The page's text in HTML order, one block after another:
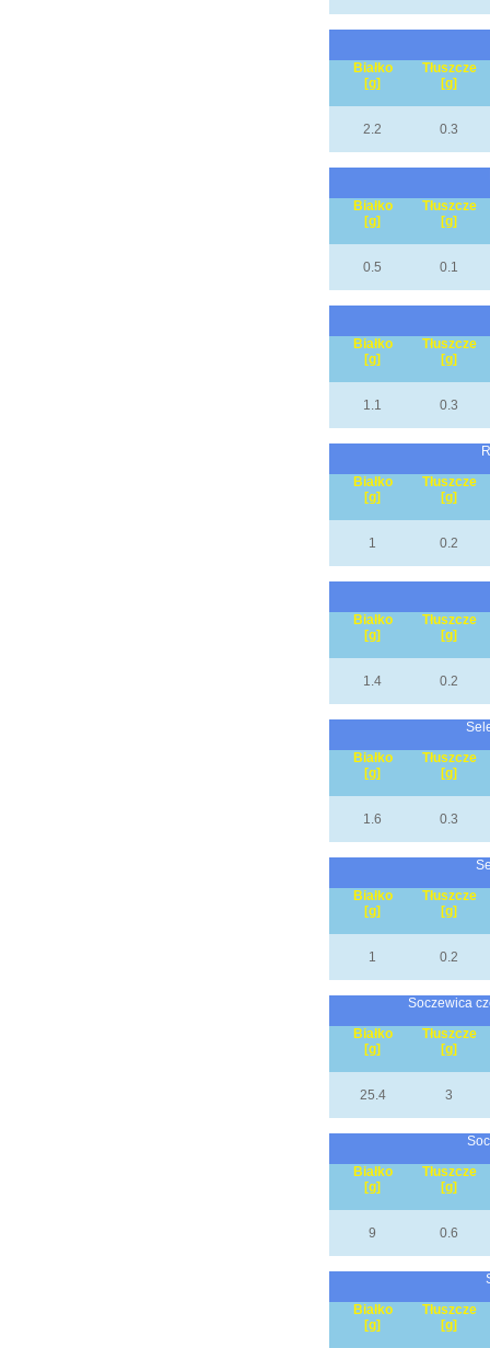
Białko
[g]
Tłuszcze
[g]
2.2 0.3
Białko
[g]
Tłuszcze
[g]
0.5 0.1
Białko
[g]
Tłuszcze
[g]
1.1 0.3
Białko
[g]
Tłuszcze
[g]
1 0.2
Białko
[g]
Tłuszcze
[g]
1.4 0.2
Białko
[g]
Tłuszcze
[g]
1.6 0.3
Białko
[g]
Tłuszcze
[g]
1 0.2
Soczewica
Białko
[g]
Tłuszcze
[g]
25.4 3
Białko
[g]
Tłuszcze
[g]
9 0.6
Białko
[g]
Tłuszcze
[g]